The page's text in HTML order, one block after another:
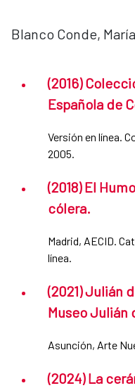
Blanco Conde, María
(2016)
Española de
Versión en línea.
2005.
(2018) El
cólera.
Madrid, AECID.
línea.
(2021) Julián
Museo Julián
Asunción, Arte
(2024) La